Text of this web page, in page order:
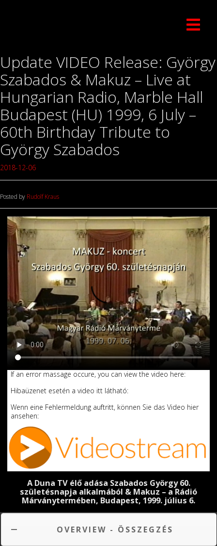
Update VIDEO Release: György
Szabados & Makuz – Live at
Hungarian Radio, Marble Hall
Budapest (HU) 1999, 6 July –
60th Birthday Tribute to
György Szabados
2018-12-06
Posted by Rudolf Kraus
If an error massage occure, you can view the video here:
Hibaüzenet esetén a video itt látható:
Wenn eine Fehlermeldung auftritt, können Sie das Video hier
ansehen:
A Duna TV élő adása Szabados György 60.
születésnapja alkalmából & Makuz – a Rádió
Márványtermében, Budapest, 1999. július 6.
OVERVIEW - ÖSSZEGZÉS